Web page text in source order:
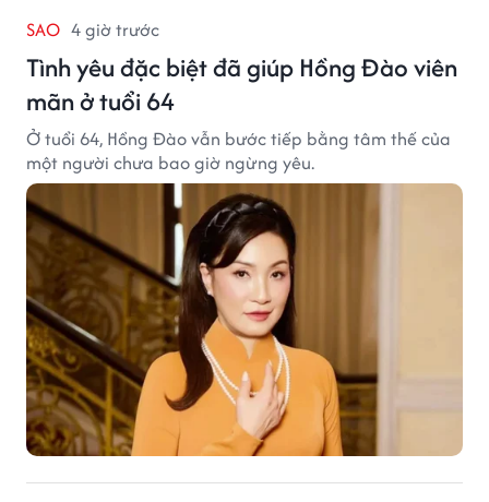
SAO 4 giờ trước
Tình yêu đặc biệt đã giúp Hồng Đào viên
mãn ở tuổi 64
Ở tuổi 64, Hồng Đào vẫn bước tiếp bằng tâm thế của
một người chưa bao giờ ngừng yêu.